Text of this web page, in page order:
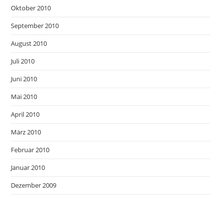
Oktober 2010
September 2010
August 2010
Juli 2010
Juni 2010
Mai 2010
April 2010
März 2010
Februar 2010
Januar 2010
Dezember 2009